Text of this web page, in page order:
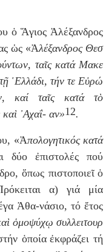
ὁἍγιος Ἀλέξανδρος
ὡς «Ἀλέξανδρος Θεσ
ταῖς κατά Μακε
ῇ ῾Ελλάδι, τήν τε Εὐρώ
καί ταῖς κατά τὸ
καὶ ᾿Αχαΐ- αν»12.
«Ἀπολογητικός κατά
δύο ἐπιστολές πού
ὅπως πιστοποιεῖ ὁ
κειται α) γιά μία
Ἀθα-νάσιο, τό ἔτος
ὶ ὁμοψύχῳ συλλειτουρ
ὁποία ἐκφράζει τή